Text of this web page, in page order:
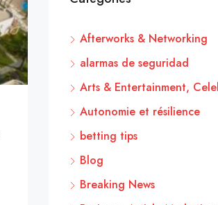
Afterworks & Networking
alarmas de seguridad
Arts & Entertainment,
Autonomie et résilience
betting tips
Blog
Breaking News